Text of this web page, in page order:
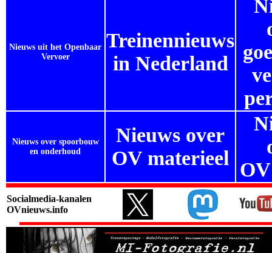
Nieuws uit het Openbaar
Vervoer
Treinennieuws
in Nederland
Nieuws over spoorbouw
en onderhoud
Nieuws over
OV materieel
Socialmedia-kanalen
OVnieuws.info